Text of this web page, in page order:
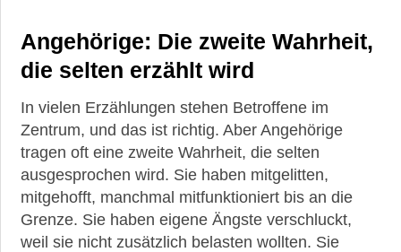
Angehörige: Die zweite Wahrheit,
die selten erzählt wird
In vielen Erzählungen stehen Betroffene im
Zentrum, und das ist richtig. Aber Angehörige
tragen oft eine zweite Wahrheit, die selten
ausgesprochen wird. Sie haben mitgelitten,
mitgehofft, manchmal mitfunktioniert bis an die
Grenze. Sie haben eigene Ängste verschluckt,
weil sie nicht zusätzlich belasten wollten. Sie